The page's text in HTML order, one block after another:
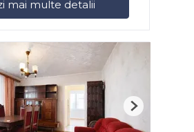
mai multe detalii
Next